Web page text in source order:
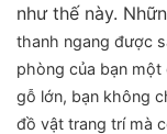
như thế này.
thanh ngang được
phòng của bạn một
gỗ lớn, bạn không
đồ vật trang trí mà